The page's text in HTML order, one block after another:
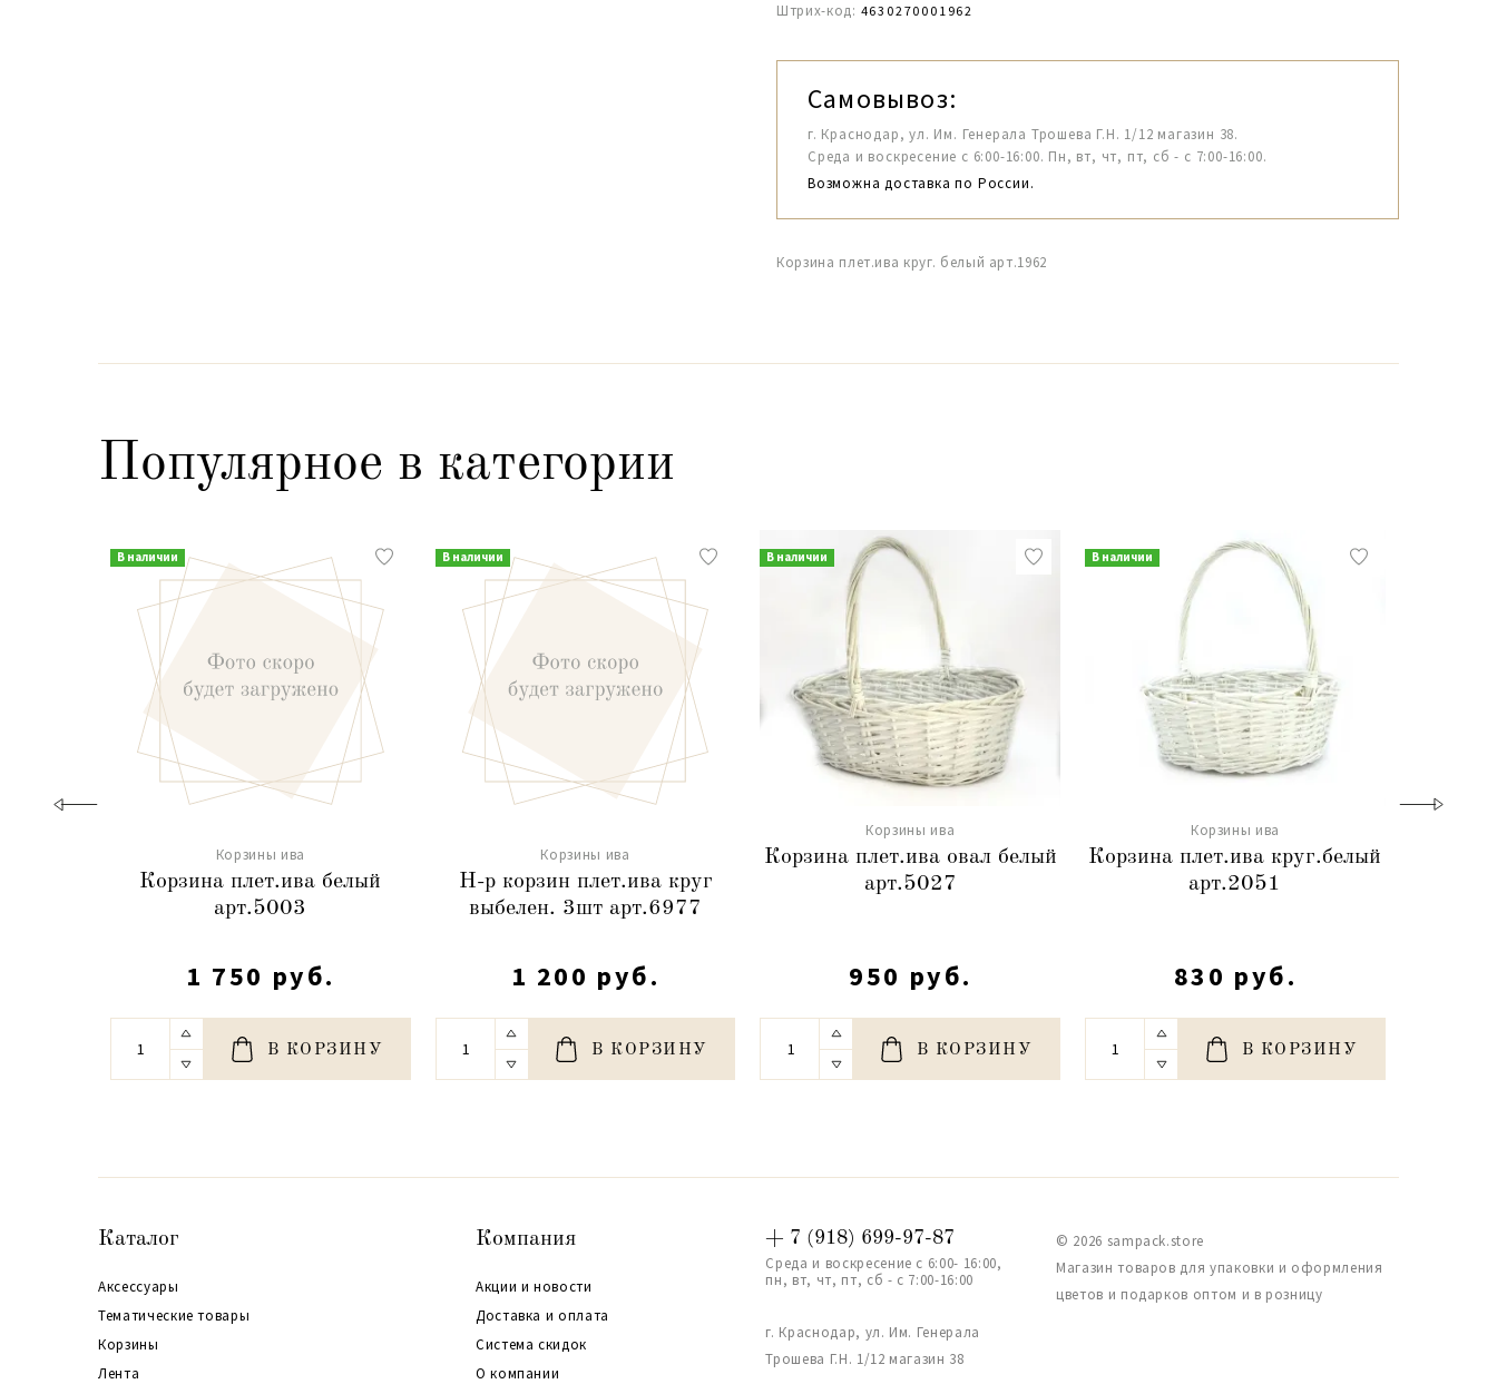
Штрих-код: 4630270001962
Самовывоз:
г. Краснодар, ул. Им. Генерала Трошева Г.Н. 1/12 магазин 38.
Среда и воскресение с 6:00-16:00. Пн, вт, чт, пт, сб - с 7:00-16:00.
Возможна доставка по России.
Корзина плет.ива круг. белый арт.1962
Популярное в категории
В наличии
Корзины ива
Корзина плет.ива белый
арт.5003
1 750 руб.
В КОРЗИНУ
В наличии
Корзины ива
Н-р корзин плет.ива круг
выбелен. 3шт арт.6977
1 200 руб.
В КОРЗИНУ
В наличии
Корзины ива
Корзина плет.ива овал белый
арт.5027
950 руб.
В КОРЗИНУ
В наличии
Корзины ива
Корзина плет.ива круг.белый
арт.2051
830 руб.
В КОРЗИНУ
Каталог
Аксессуары
Тематические товары
Корзины
Лента
Компания
Акции и новости
Доставка и оплата
Система скидок
О компании
+ 7 (918) 699-97-87
Среда и воскресение с 6:00- 16:00,
пн, вт, чт, пт, сб - с 7:00-16:00
г. Краснодар, ул. Им. Генерала
Трошева Г.Н. 1/12 магазин 38
© 2026 sampack.store
Магазин товаров для упаковки и оформления
цветов и подарков оптом и в розницу